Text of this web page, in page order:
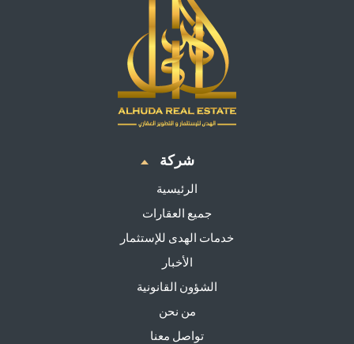
شركة
الرئيسية
جميع العقارات
خدمات الهدى للإستثمار
الأخبار
الشؤون القانونية
من نحن
تواصل معنا